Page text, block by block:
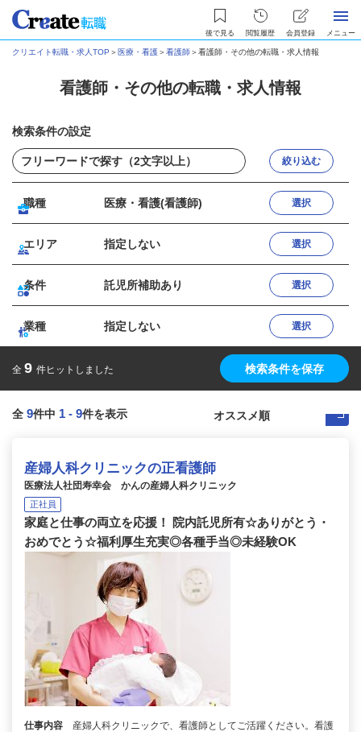
後で見る 閲覧履歴 会員登録 メニュー
クリエイト転職・求人TOP ＞ 医療・看護＞看護師＞看護師・その他の転職・求人情報
看護師・その他の転職・求人情報
検索条件の設定
絞り込む
職種 医療・看護(看護師) 選択
エリア 指定しない 選択
条件 託児所補助あり 選択
業種 指定しない 選択
全 9 件ヒットしました 検索条件を保存
全 9件中 1 - 9件を表示
産婦人科クリニックの正看護師
医療法人社団寿幸会 かんの産婦人科クリニック
正社員
家庭と仕事の両立を応援！ 院内託児所有☆ありがとう・
おめでとう☆福利厚生充実◎各種手当◎未経験OK
仕事内容
産婦人科クリニックで、看護師としてご活躍ください。看護